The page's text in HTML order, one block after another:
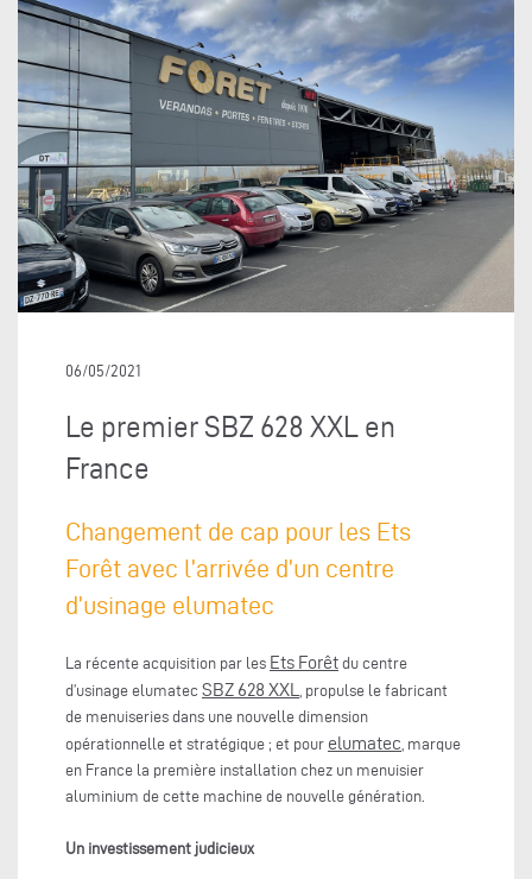
06/05/2021
Le premier SBZ 628 XXL en
France
Changement de cap pour les Ets
Forêt avec l’arrivée d’un centre
d’usinage elumatec
La récente acquisition par les Ets Forêt du centre
d’usinage elumatec SBZ 628 XXL
, propulse le fabricant
de menuiseries dans une nouvelle dimension
opérationnelle et stratégique ; et pour elumatec , marque
en France la première installation chez un menuisier
aluminium de cette machine de nouvelle génération.
Un investissement judicieux